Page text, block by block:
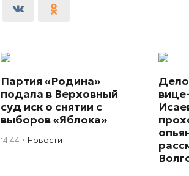
Партия «Родина»
подала в Верховный
суд иск о снятии с
выборов «Яблока»
14:44 Новости
Дело